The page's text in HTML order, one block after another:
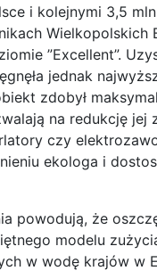
i kolejnymi 3,5
”Excellent”.
jednak
zdobył
na redukcję jej
czy
ekologa i
powodują, że
modelu
w wodę krajów w